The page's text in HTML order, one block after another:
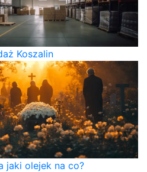
Koszalin
jaki olejek na co?